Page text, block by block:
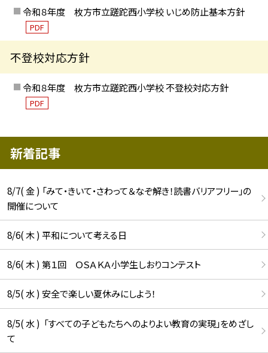
令和８年度 枚方市立蹉跎西小学校 いじめ防止基本方針
PDF
不登校対応方針
令和８年度 枚方市立蹉跎西小学校 不登校対応方針
PDF
新着記事
8/7( 金 ) 「みて・きいて・さわって＆なぞ解き！読書バリアフリー」の
開催について
8/6( 木 ) 平和について考える日
8/6( 木 ) 第１回 ＯＳＡＫＡ小学生しおりコンテスト
8/5( 水 ) 安全で楽しい夏休みにしよう！
8/5( 水 ) 「すべての子どもたちへのよりよい教育の実現」をめざし
て